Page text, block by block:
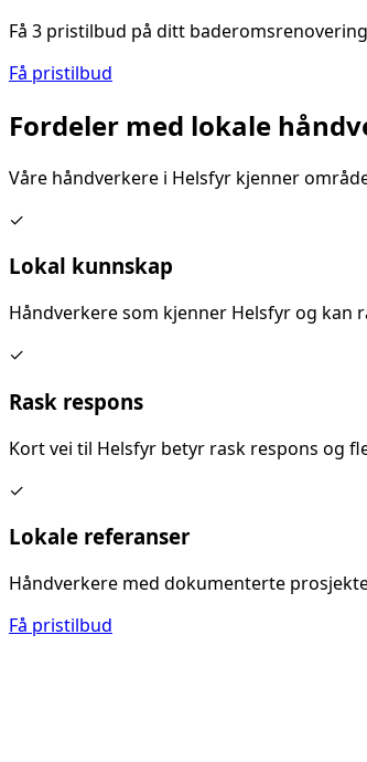
Få 3 pristilbud på ditt baderomsrenovering
Få pristilbud
Fordeler med lokale
Våre håndverkere i Helsfyr kjenner
✓
Lokal kunnskap
Håndverkere som kjenner Helsfyrog kan
✓
Rask respons
Kort vei til Helsfyr betyr rask respons og
✓
Lokale referanser
Håndverkere med dokumenterte
Få pristilbud